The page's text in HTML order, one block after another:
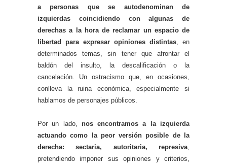
a personas que se autodenominan de
izquierdas coincidiendo con algunas de
derechas a la hora de reclamar un espacio de
libertad
para expresar opiniones distintas, en
determinados temas, sin tener que afrontar el
baldón del insulto, la descalificación o la
cancelación. Un ostracismo que, en ocasiones,
conlleva la ruina económica, especialmente si
hablamos de personajes públicos.
Por un lado, nos encontramos a la izquierda
actuando como la peor versión posible de la
derecha: sectaria, autoritaria, represiva,
pretendiendo imponer sus opiniones y criterios,